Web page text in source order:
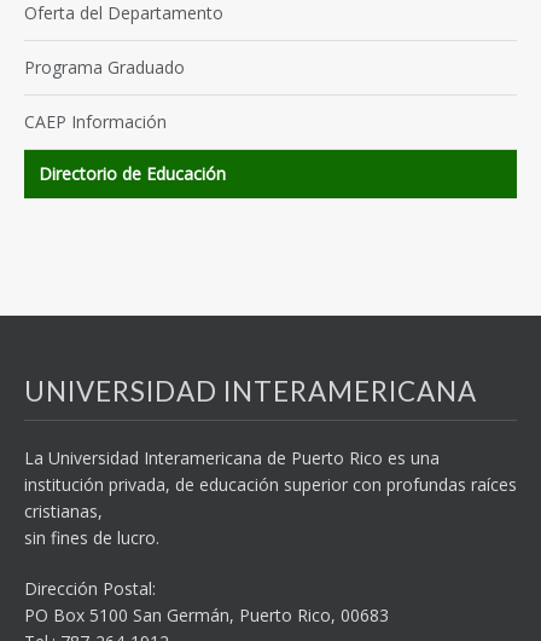
Oferta del Departamento
Programa Graduado
CAEP Información
Directorio de Educación
UNIVERSIDAD INTERAMERICANA
La Universidad Interamericana de Puerto Rico es una
institución privada, de educación superior con profundas raíces
cristianas,
sin fines de lucro.
Dirección Postal:
PO Box 5100 San Germán, Puerto Rico, 00683